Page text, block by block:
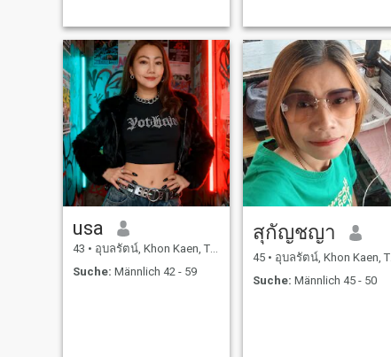
usa
43 • อุบลรัตน์, Khon Kaen, Thailand
Suche: Männlich 42 - 59
สุกัญชญา
45 • อุบลรัตน์, Khon Kaen, Thailand
Suche: Männlich 45 - 50